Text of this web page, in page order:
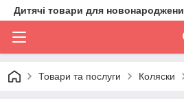
Дитячі товари для
Товари та послуги Коляски